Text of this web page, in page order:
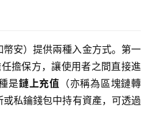
幣安）提供兩種入金方式。第一
擔保方，讓使用者之間直接進
是鏈上充值 （亦稱為區塊鏈轉
私鑰錢包中持有資產，可透過